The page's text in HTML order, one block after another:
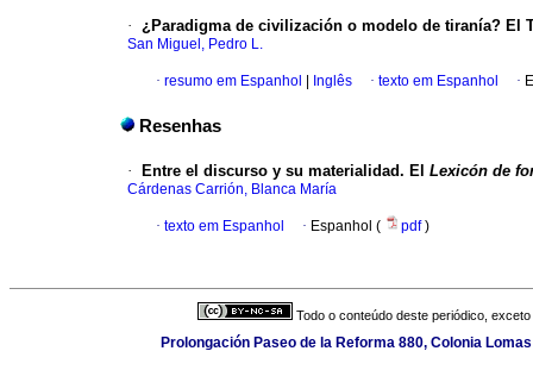
· ¿Paradigma de civilización o modelo de tiranía? El
San Miguel, Pedro L.
· resumo em Espanhol Inglês · texto em Espanhol ·
Resenhas
· Entre el discurso y su materialidad. El Lexicón de
Cárdenas Carrión, Blanca María
· texto em Espanhol · Espanhol ( pdf)
Todo o conteúdo deste periódico,
Prolongación Paseo de la Reforma 880, Colonia